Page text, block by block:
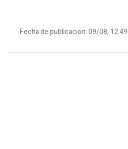
Fecha de publicación: 09/08,